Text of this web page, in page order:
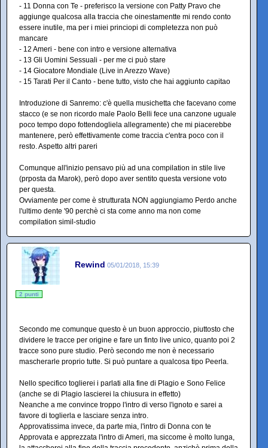
- 11 Donna con Te - preferisco la versione con Patty Pravo che
aggiunge qualcosa alla traccia che oinestamentte mi rendo conto
essere inutile, ma per i miei princiopi di completezza non può
mancare
- 12 Ameri - bene con intro e versione alternativa
- 13 Gli Uomini Sessuali - per me ci può stare
- 14 Giocatore Mondiale (Live in Arezzo Wave)
- 15 Tarati Per il Canto - bene tutto, visto che hai aggiunto capitao
Introduzione di Sanremo: c'è quella musichetta che facevano come
stacco (e se non ricordo male Paolo Belli fece una canzone uguale
poco tempo dopo fottendogliela allegramente) che mi piacerebbe
mantenere, però effettivamente come traccia c'entra poco con il
resto. Aspetto altri pareri
Comunque all'inizio pensavo più ad una compilation in stile live
(prposta da Marok), però dopo aver sentito questa versione voto
per questa.
Ovviamente per come è strutturata NON aggiungiamo Perdo anche
l'ultimo dente '90 perchè ci sta come anno ma non come
compilation simil-studio
Rewind 05/01/2018, 15:39
2 punti
Secondo me comunque questo è un buon approccio, piuttosto che
dividere le tracce per origine e fare un finto live unico, quanto poi 2
tracce sono pure studio. Però secondo me non è necessario
mascherarle proprio tutte. Si può puntare a qualcosa tipo Peerla.
Nello specifico toglierei i parlati alla fine di Plagio e Sono Felice
(anche se di Plagio lascierei la chiusura in effetto)
Neanche a me convince troppo l'intro di verso l'ignoto e sarei a
favore di toglierla e lasciare senza intro.
Approvatissima invece, da parte mia, l'intro di Donna con te
Approvata e apprezzata l'intro di Ameri, ma siccome è molto lunga,